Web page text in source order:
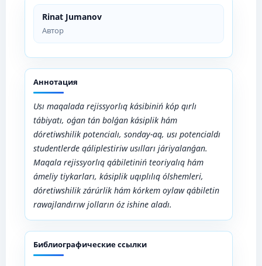
Rinat Jumanov
Автор
Аннотация
Usı maqalada rejissyorlıq kásibiniń kóp qırlı
tábiyatı, oǵan tán bolǵan kásiplik hám
dóretiwshilik potencialı, sonday-aq, usı potencialdı
studentlerde qáliplestiriw usılları járiyalanǵan.
Maqala rejissyorlıq qábiletiniń teoriyalıq hám
ámeliy tiykarları, kásiplik uqıplılıq ólshemleri,
dóretiwshilik zárúrlik hám kórkem oylaw qábiletin
rawajlandırıw jolların óz ishine aladı.
Библиографические ссылки